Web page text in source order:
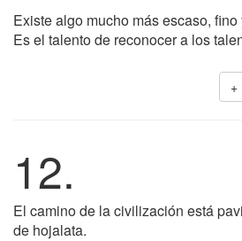
Existe algo mucho más escaso,
Es el talento de reconocer a los
+
12.
El camino de la civilización está
de hojalata.